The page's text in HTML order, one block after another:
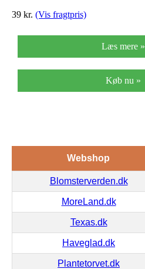
39 kr. (Vis fragtpris)
Læs mere »
Køb nu »
Webshop
Blomsterverden.dk
MoreLand.dk
Texas.dk
Haveglad.dk
Plantetorvet.dk